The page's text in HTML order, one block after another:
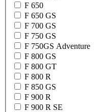
F 650
F 650 GS
F 700 GS
F 750 GS
F 750GS Adventure
F 800 GS
F 800 GT
F 800 R
F 850 GS
F 900 R
F 900 R SE